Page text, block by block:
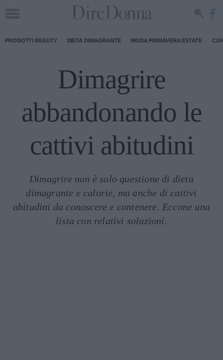
PRODOTTI BEAUTY DIETA DIMAGRANTE MODA PRIMAVERA ESTATE
Dimagrire
abbandonando le
cattivi abitudini
Dimagrire non è solo questione di dieta
dimagrante e calorie, ma anche di cattivi
abitudini da conoscere e contenere. Eccone una
lista con relativi soluzioni.